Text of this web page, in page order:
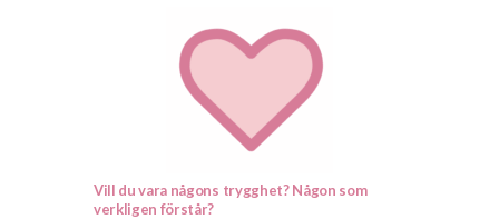
Vill du vara någons trygghet? Någon som
verkligen förstår?